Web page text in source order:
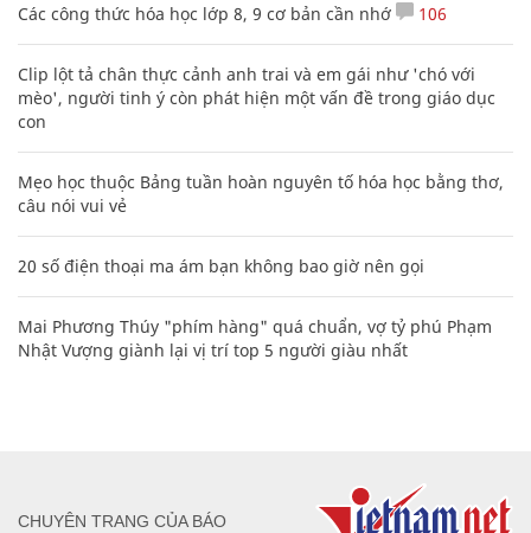
Các công thức hóa học lớp 8, 9 cơ bản cần nhớ 106
Clip lột tả chân thực cảnh anh trai và em gái như 'chó với
mèo', người tinh ý còn phát hiện một vấn đề trong giáo dục
con
Mẹo học thuộc Bảng tuần hoàn nguyên tố hóa học bằng thơ,
câu nói vui vẻ
20 số điện thoại ma ám bạn không bao giờ nên gọi
Mai Phương Thúy "phím hàng" quá chuẩn, vợ tỷ phú Phạm
Nhật Vượng giành lại vị trí top 5 người giàu nhất
CHUYÊN TRANG CỦA BÁO